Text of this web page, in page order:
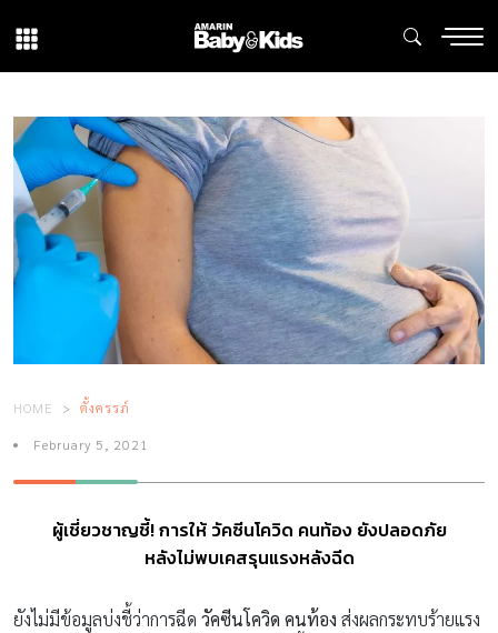
HOME ตั้งครรภ์
February 5, 2021
ผู้เชี่ยวชาญชี้! การให้ วัคซีนโควิด คนท้อง ยังปลอดภัย
หลังไม่พบเคสรุนแรงหลังฉีด
ยังไม่มีข้อมูลบ่งชี้ว่าการฉีด วัคซีนโควิด คนท้อง ส่งผลกระทบร้ายแรง